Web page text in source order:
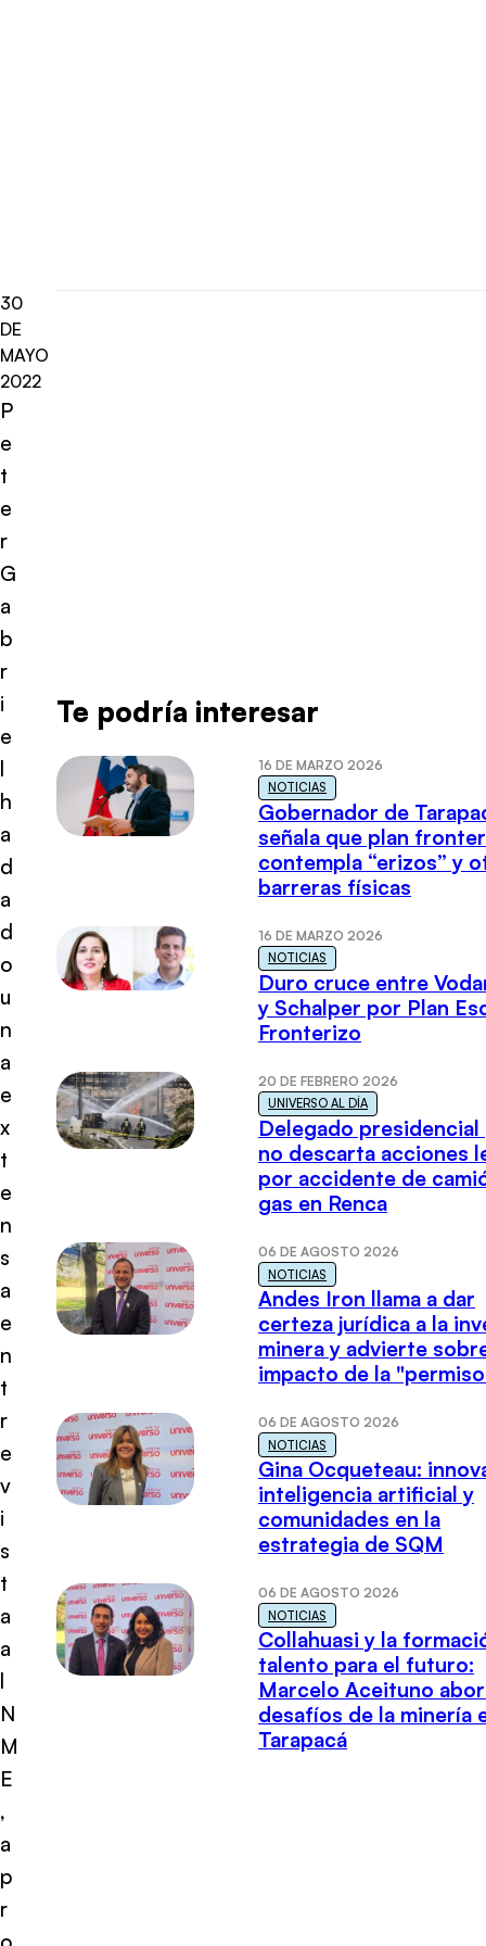
30
DE
MAYO
2022
P
e
t
e
r
G
a
b
r
i
e
l
h
a
d
a
d
o
u
n
a
e
x
t
e
n
s
a
e
n
t
r
e
v
i
s
t
a
a
l
N
M
E
,
a
p
r
Te podría interesar
16 DE MARZO 2026
NOTICIAS
Gobernador de
señala que plan
contempla “erizos” y
barreras físicas
16 DE MARZO 2026
NOTICIAS
Duro cruce entre
y Schalper por Plan
Fronterizo
20 DE FEBRERO 2026
UNIVERSO AL DÍA
Delegado presidencial
no descarta acciones
por accidente de
gas en Renca
06 DE AGOSTO 2026
NOTICIAS
Andes Iron llama a dar
certeza jurídica a la
minera y advierte
impacto de la
06 DE AGOSTO 2026
NOTICIAS
Gina Ocqueteau:
inteligencia artificial y
comunidades en la
estrategia de SQM
06 DE AGOSTO 2026
NOTICIAS
Collahuasi y la
talento para el futuro:
Marcelo Aceituno
desafíos de la minería
Tarapacá